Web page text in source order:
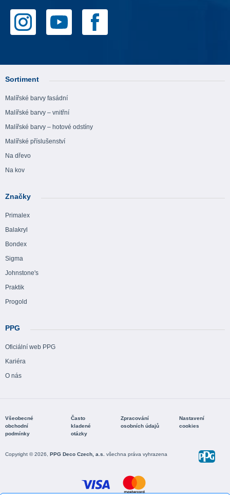
Sortiment
Malířské barvy fasádní
Malířské barvy – vnitřní
Malířské barvy – hotové odstíny
Malířské příslušenství
Na dřevo
Na kov
Značky
Primalex
Balakryl
Bondex
Sigma
Johnstone's
Praktik
Progold
PPG
Oficiální web PPG
Kariéra
O nás
Všeobecné
obchodní
podmínky
Často
kladené
otázky
Zpracování
osobních údajů
Nastavení
cookies
Copyright © 2026, PPG Deco Czech, a.s. všechna práva vyhrazena